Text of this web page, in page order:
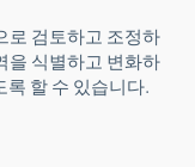
로 검토하고 조정하
을 식별하고 변화하
록 할 수 있습니다.